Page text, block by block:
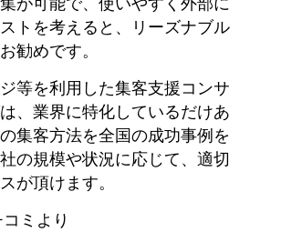
が可能で、使いやすく外部に
トを考えると、リーズナブル
勧めです。
等を利用した集客支援コンサ
、業界に特化しているだけあ
集客方法を全国の成功事例を
の規模や状況に応じて、適切
が頂けます。
ミより